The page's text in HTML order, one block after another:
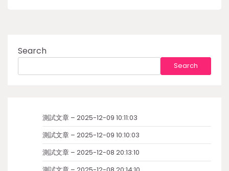
Search
Search
測試文章 – 2025-12-09 10:11:03
測試文章 – 2025-12-09 10:10:03
測試文章 – 2025-12-08 20:13:10